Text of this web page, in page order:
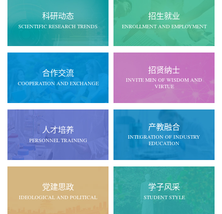
科研动态
SCIENTIFIC RESEARCH TRENDS
招生就业
ENROLLMENT AND EMPLOYMENT
合作交流
COOPERATION AND EXCHANGE
招贤纳士
INVITE MEN OF WISDOM AND
VIRTUE
人才培养
PERSONNEL TRAINING
产教融合
INTEGRATION OF INDUSTRY
EDUCATION
党建思政
IDEOLOGICAL AND POLITICAL
学子风采
STUDENT STYLE